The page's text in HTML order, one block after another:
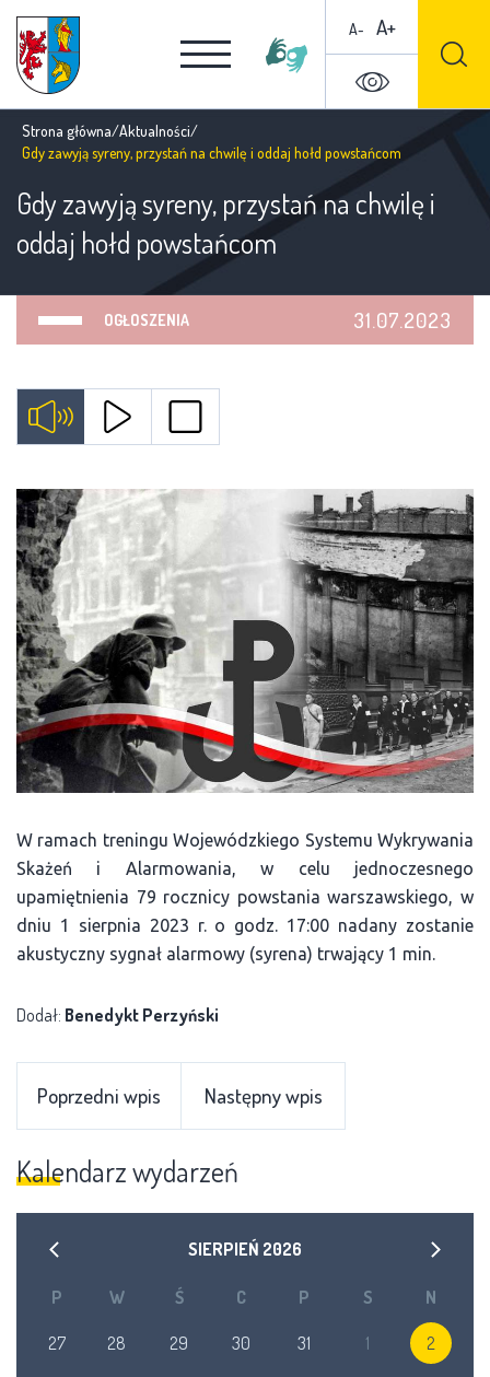
A- A+
Strona główna/Aktualności/
Gdy zawyją syreny, przystań na chwilę i oddaj hołd powstańcom
Gdy zawyją syreny, przystań na chwilę i
oddaj hołd powstańcom
OGŁOSZENIA 31.07.2023
W ramach treningu Wojewódzkiego Systemu Wykrywania
Skażeń i Alarmowania, w celu jednoczesnego
upamiętnienia 79 rocznicy powstania warszawskiego, w
dniu 1 sierpnia 2023 r. o godz. 17:00 nadany zostanie
akustyczny sygnał alarmowy (syrena) trwający 1 min.
Dodał: Benedykt Perzyński
Poprzedni wpis Następny wpis
Kalendarz wydarzeń
SIERPIEŃ 2026
P W Ś C P S N
27 28 29 30 31 1 2